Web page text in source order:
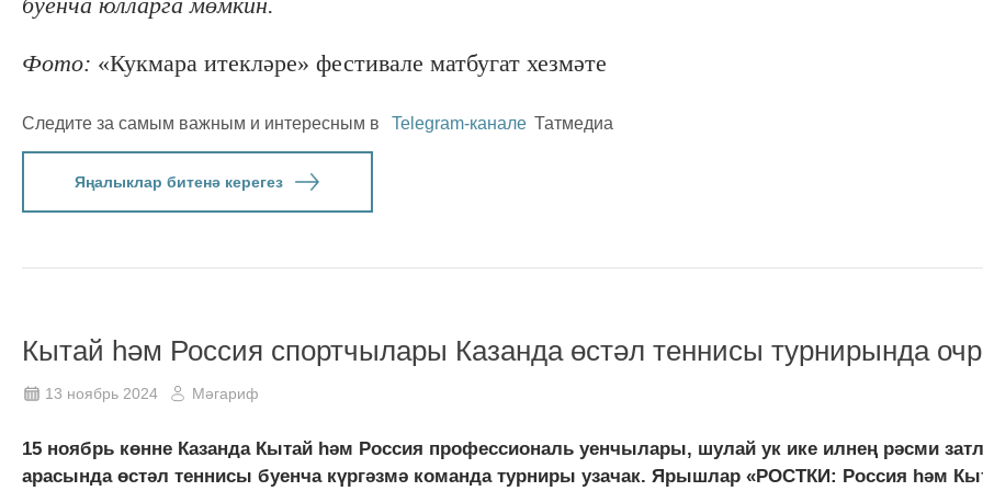
Фото: «Кукмара итекләре» фестивале матбугат хезмәте
Следите за самым важным и интересным в Telegram-канале Татмедиа
Яңалыклар битенә керегез
Кытай һәм Россия спортчылары Казанда өстәл теннисы турнирында
13 ноябрь 2024 Мәгариф
15 ноябрь көнне Казанда Кытай һәм Россия профессиональ уенчылары, шулай ук ике илнең рәсми
арасында өстәл теннисы буенча күргәзмә команда турниры узачак. Ярышлар «РОСТКИ: Россия һәм